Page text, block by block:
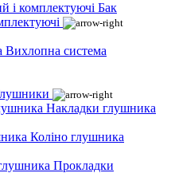
Бак
Вихлопна система
Накладки глушника
Коліно глушника
Прокладки